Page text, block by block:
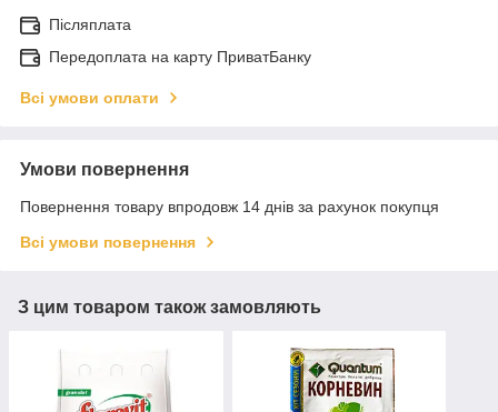
Післяплата
Передоплата на карту ПриватБанку
Всі умови оплати
Умови повернення
Повернення товару впродовж 14 днів за рахунок покупця
Всі умови повернення
З цим товаром також замовляють